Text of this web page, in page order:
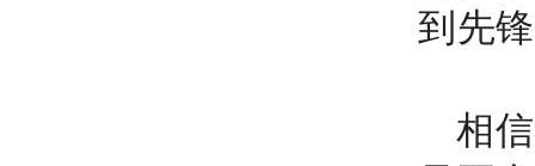
到先
相